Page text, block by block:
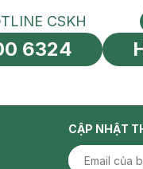
toàn cầu
HOTLINE CSKH
CSKH
6324
CẬP NHẬT